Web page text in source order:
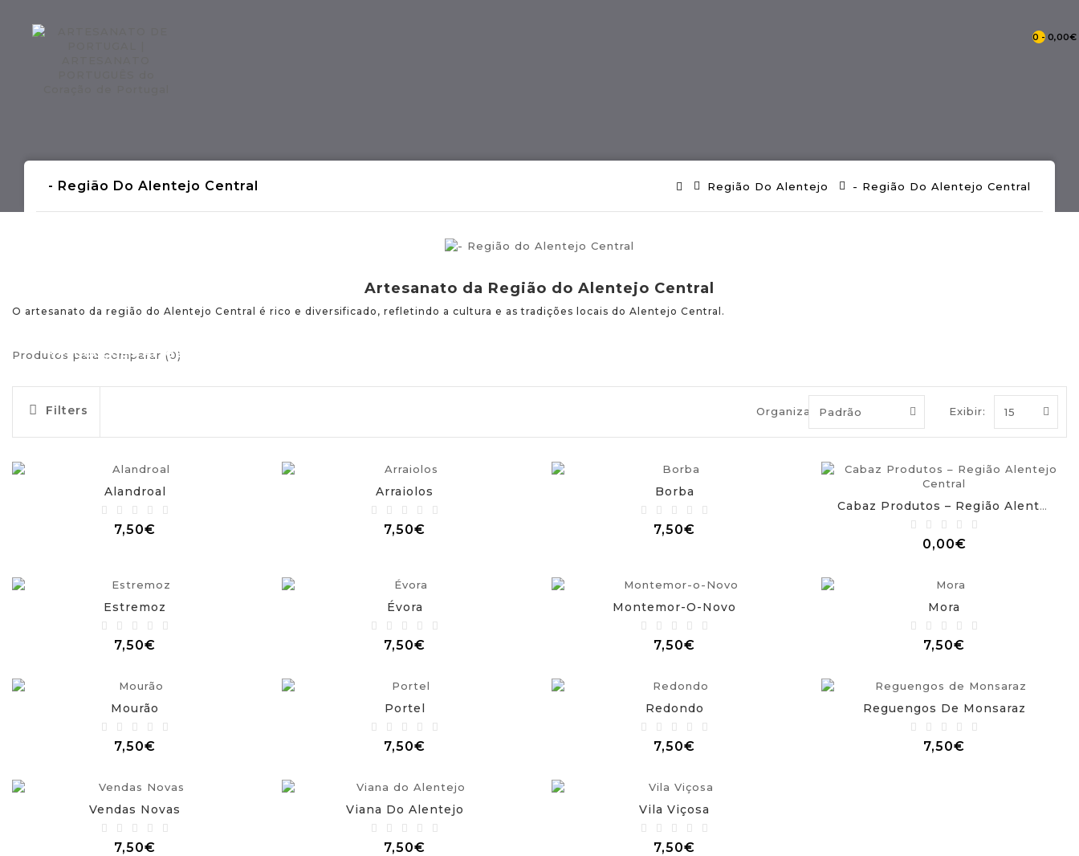
0 - 0,00€
- Produções Artesanais Tradicionais Portuguesas Certificadas
- Região Do Alentejo Central Região Do Alentejo - Região Do Alentejo Central
Artesanato da Região do Alentejo Central
O artesanato da região do Alentejo Central é rico e diversificado, refletindo a cultura e as tradições locais do Alentejo Central.
Produtos para comparar (0)
Filters Exibir:
Organizar por:
Alandroal
7,50€
Arraiolos
7,50€
Borba
7,50€
Cabaz Produtos – Região Alentejo Central
0,00€
Estremoz
7,50€
Évora
7,50€
Montemor-O-Novo
7,50€
Mora
7,50€
Mourão
7,50€
Portel
7,50€
Redondo
7,50€
Reguengos De Monsaraz
7,50€
Vendas Novas
7,50€
Viana Do Alentejo
7,50€
Vila Viçosa
7,50€